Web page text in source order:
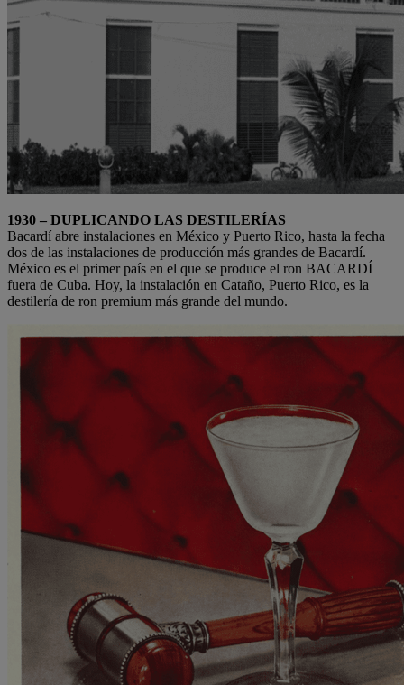
1930 – DUPLICANDO LAS DESTILERÍAS
Bacardí abre instalaciones en México y Puerto Rico, hasta la fecha
dos de las instalaciones de producción más grandes de Bacardí.
México es el primer país en el que se produce el ron BACARDÍ
fuera de Cuba. Hoy, la instalación en Cataño, Puerto Rico, es la
destilería de ron premium más grande del mundo.